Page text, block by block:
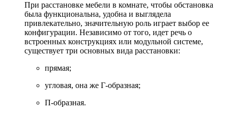
При расстановке мебели в комнате, чтобы обстановка
была функциональна, удобна и выглядела
привлекательно, значительную роль играет выбор ее
конфигурации. Независимо от того, идет речь о
встроенных конструкциях или модульной системе,
существует три основных вида расстановки:
прямая;
угловая, она же Г-образная;
П-образная.